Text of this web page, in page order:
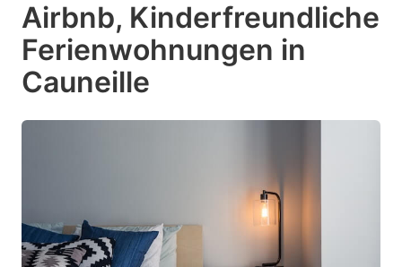
Airbnb, Kinderfreundliche
Ferienwohnungen in
Cauneille